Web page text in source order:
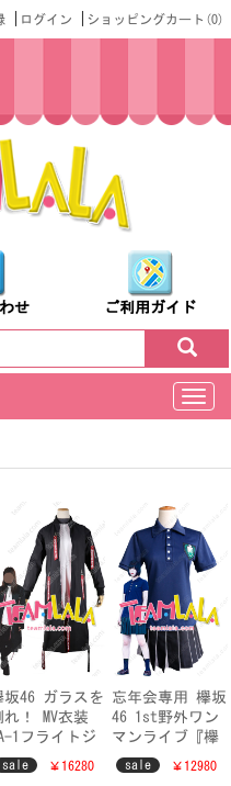
ショッピングカート(0)
ログイン
せ ご利用ガイド
切
换
坂46 ガラスを
れ！ MV衣装
1フライトジ
ケット 紅白歌
戦 Mステ ライ
sale ￥16280
忘年会専用 欅坂
46 1st野外ワン
マンライブ『欅
共和国2017』 紺
制服セット けや
sale ￥12980